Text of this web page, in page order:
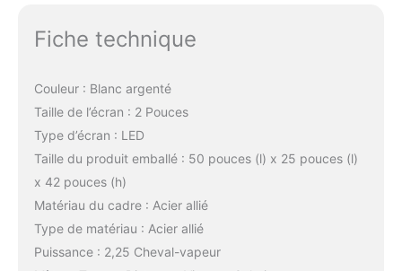
Fiche technique
Couleur : Blanc argenté
Taille de l’écran : 2 Pouces
Type d’écran : LED
Taille du produit emballé : 50 pouces (l) x 25 pouces (l)
x 42 pouces (h)
Matériau du cadre : Acier allié
Type de matériau : Acier allié
Puissance : 2,25 Cheval-vapeur